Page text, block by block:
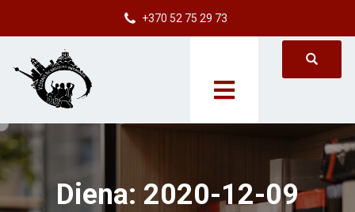
+370 52 75 29 73
Diena: 2020-12-09